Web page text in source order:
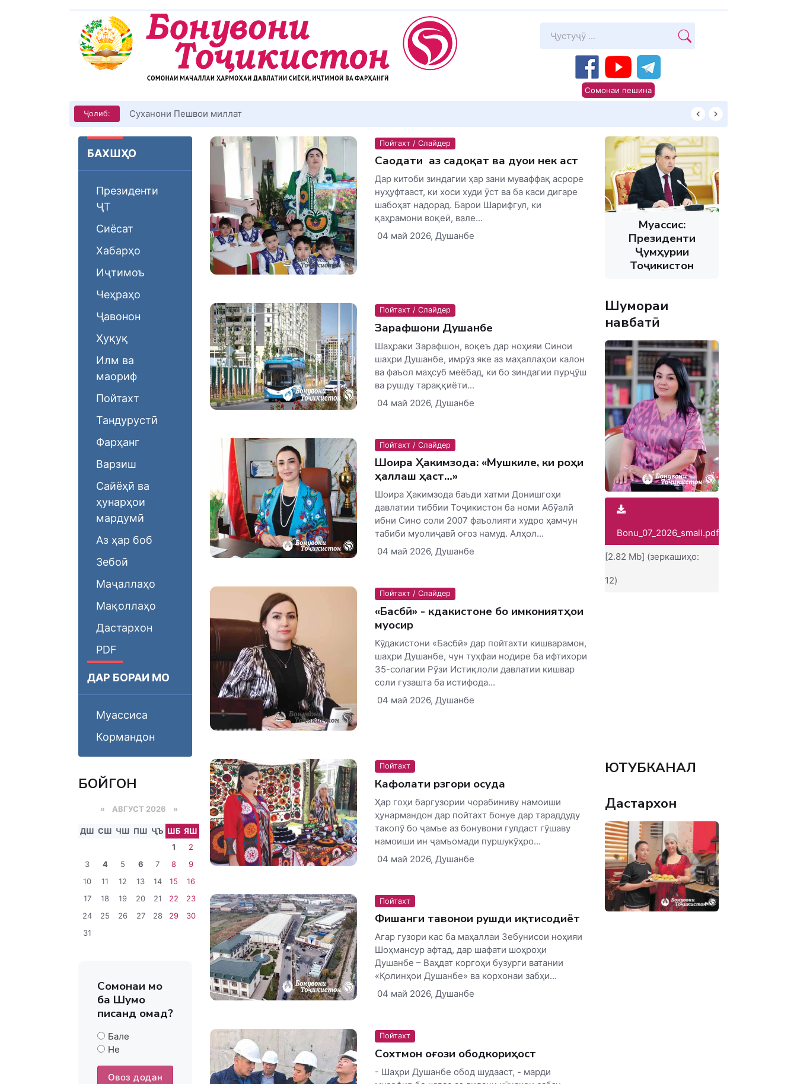
Сомонаи пешина
Ҷолиб: Суханони Пешвои миллат
БАХШҲО
Президенти
ҶТ
Сиёсат
Хабарҳо
Иҷтимоъ
Чеҳраҳо
Ҷавонон
Ҳуқуқ
Илм ва
маориф
Пойтахт
Тандурустӣ
Фарҳанг
Варзиш
Сайёҳӣ ва
ҳунарҳои
мардумӣ
Аз ҳар боб
Зебоӣ
Маҷаллаҳо
Мақоллаҳо
Дастархон
PDF
ДАР БОРАИ МО
Муассиса
Кормандон
БОЙГОНӢ
« АВГУСТ 2026 »
ДШ СШ ЧШ ПШ ҶЪ ШБ ЯШ
1
2
3
4 5 6 7 8
9
10
11 12 13 14 15
16
17
18 19 20 21 22
23
24
25 26 27 28 29
30
31
Сомонаи мо
ба Шумо
писанд омад?
Бале
Не
Овоз додан
Пойтахт / Слайдер
Саодати ӯ аз садоқат ва дуои нек аст
Дар китоби зиндагии ҳар зани муваффақ асроре
нуҳуфтааст, ки хоси худи ӯст ва ба каси дигаре
шабоҳат надорад. Барои Шарифгул, ки
қаҳрамони воқеӣ, вале...
04 май 2026, Душанбе
Пойтахт / Слайдер
Зарафшони Душанбе
Шаҳраки Зарафшон, воқеъ дар ноҳияи Синои
шаҳри Душанбе, имрӯз яке аз маҳаллаҳои калон
ва фаъол маҳсуб меёбад, ки бо зиндагии пурҷӯш
ва рушду тараққиёти...
04 май 2026, Душанбе
Пойтахт / Слайдер
Шоира Ҳакимзода: «Мушкиле, ки роҳи
ҳаллаш ҳаст…»
Шоира Ҳакимзода баъди хатми Донишгоҳи
давлатии тиббии Тоҷикистон ба номи Абӯалӣ
ибни Сино соли 2007 фаъолияти худро ҳамчун
табиби муолиҷавӣ оғоз намуд. Алҳол...
04 май 2026, Душанбе
Пойтахт / Слайдер
«Басбӣ» - кӯдакистоне бо имкониятҳои
муосир
Кӯдакистони «Басбӣ» дар пойтахти кишварамон,
шаҳри Душанбе, чун туҳфаи нодире ба ифтихори
35-солагии Рӯзи Истиқлоли давлатии кишвар
соли гузашта ба истифода...
04 май 2026, Душанбе
Пойтахт
Кафолати рӯзгори осуда
Ҳар гоҳи баргузории чорабиниву намоиши
ҳунармандон дар пойтахт бонуе дар тараддуду
такопӯ бо ҷамъе аз бонувони гулдаст гӯшаву
намоиши ин ҷамъомади пуршукӯҳро...
04 май 2026, Душанбе
Пойтахт
Фишанги тавонои рушди иқтисодиёт
Агар гузори кас ба маҳаллаи Зебунисои ноҳияи
Шоҳмансур афтад, дар шафати шоҳроҳи
Душанбе – Ваҳдат коргоҳи бузурги ватании
«Қолинҳои Душанбе» ва корхонаи забҳи...
04 май 2026, Душанбе
Пойтахт
Сохтмон оғози ободкориҳост
- Шаҳри Душанбе обод шудааст, - марди
Муассис:
Президенти
Ҷумҳурии
Тоҷикистон
Шумораи
навбатӣ
Bonu_07_2026_small.pdf
[2.82 Mb] (зеркашиҳо:
12)
ЮТУБКАНАЛ
Дастархон